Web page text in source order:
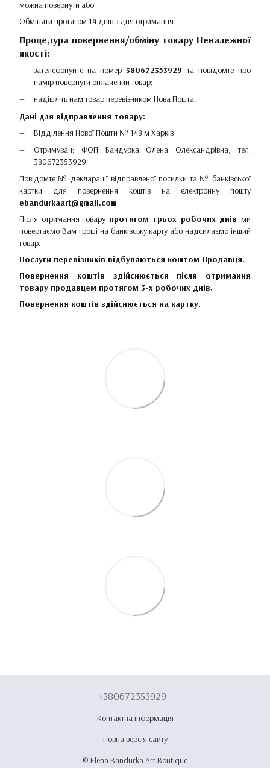
можна повернути або
Обміняти протягом 14 днів з дня отримання.
Процедура повернення/обміну товару Неналежної
якості:
зателефонуйте на номер 380672353929та повідомте про
намір повернути оплачений товар;
надішліть нам товар перевізником Нова Пошта.
Дані для відправлення товару:
Відділення Нової Пошти № 148 м Харків
Отримувач: ФОП Бандурка Олена Олександрівна, тел.
380672353929
Повідомте № декларації відправленої посилки та № банківської
картки для повернення коштів на електронну пошту
ebandurkaart@gmail.com
Після отримання товару протягом трьох робочих днівми
повертаємо Вам гроші на банківську карту або надсилаємо інший
товар.
Послуги перевізників відбуваються коштом Продавця.
Повернення коштів здійснюється після отримання
товару продавцем протягом 3-х робочих днів.
Повернення коштів здійснюється на картку.
+380672353929
Контактна інформація
Повна версія сайту
© Elena Bandurka Art Boutique